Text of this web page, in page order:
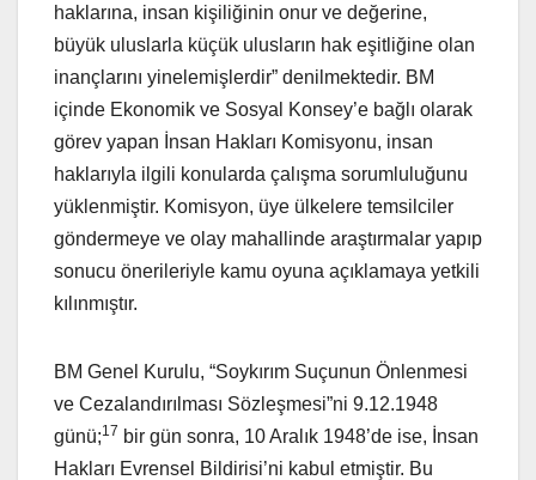
haklarına, insan kişiliğinin onur ve değerine,
büyük uluslarla küçük ulusların hak eşitliğine olan
inançlarını yinelemişlerdir” denilmektedir. BM
içinde Ekonomik ve Sosyal Konsey’e bağlı olarak
görev yapan İnsan Hakları Komisyonu, insan
haklarıyla ilgili konularda çalışma sorumluluğunu
yüklenmiştir. Komisyon, üye ülkelere temsilciler
göndermeye ve olay mahallinde araştırmalar yapıp
sonucu önerileriyle kamu oyuna açıklamaya yetkili
kılınmıştır.
BM Genel Kurulu, “Soykırım Suçunun Önlenmesi
ve Cezalandırılması Sözleşmesi”ni 9.12.1948
günü;17 bir gün sonra, 10 Aralık 1948’de ise, İnsan
Hakları Evrensel Bildirisi’ni kabul etmiştir. Bu